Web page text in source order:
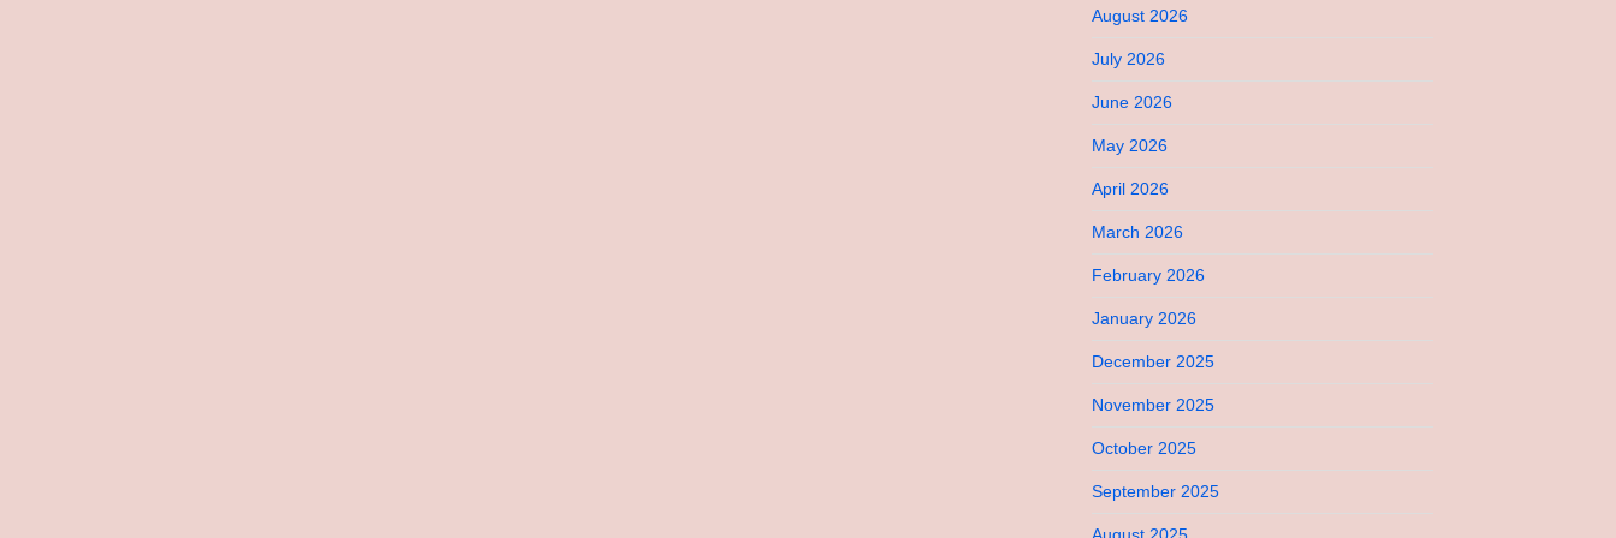
August 2026
July 2026
June 2026
May 2026
April 2026
March 2026
February 2026
January 2026
December 2025
November 2025
October 2025
September 2025